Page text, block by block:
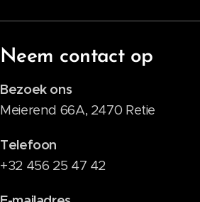
Neem contact op
Bezoek ons
Meierend 66A, 2470 Retie
Telefoon
+32 456 25 47 42